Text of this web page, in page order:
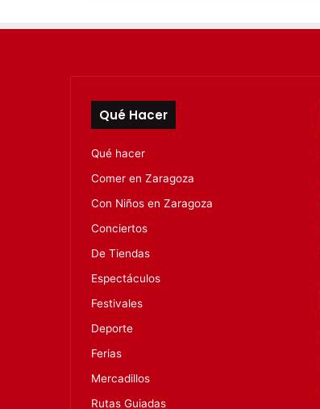
o
Qué Hacer
Qué hacer
Comer en Zaragoza
Con Niños en Zaragoza
Conciertos
De Tiendas
Espectáculos
Festivales
Deporte
Ferias
Mercadillos
Rutas Guiadas